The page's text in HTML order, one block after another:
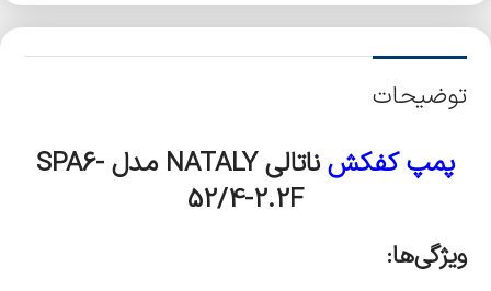
توضیحات
پمپ کفکشناتالی NATALY مدل
SPA6-
52/4-2.2F
ویژگی‌ها: